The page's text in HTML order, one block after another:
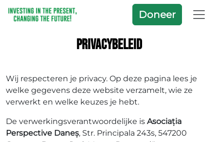
Doneer
Privacybeleid
Wij respecteren je privacy. Op deze pagina lees je
welke gegevens deze website verzamelt, wie ze
verwerkt en welke keuzes je hebt.
De verwerkingsverantwoordelijke is Asociația
Perspective Daneș, Str. Principala 243s, 547200